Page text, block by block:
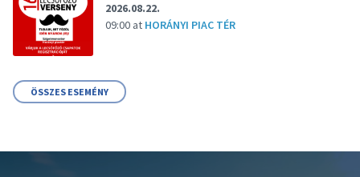
2026.08.22.
09:00 at HORÁNYI PIAC TÉR
ÖSSZES ESEMÉNY